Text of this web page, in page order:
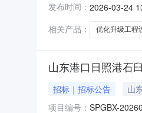
咽喉区外修
组道岔连锁
发布时间： 2026-03-24
相关产品：
优化升级工程
山东港口日照港石
招标｜招标公告 山
项目编号： SPGBX-